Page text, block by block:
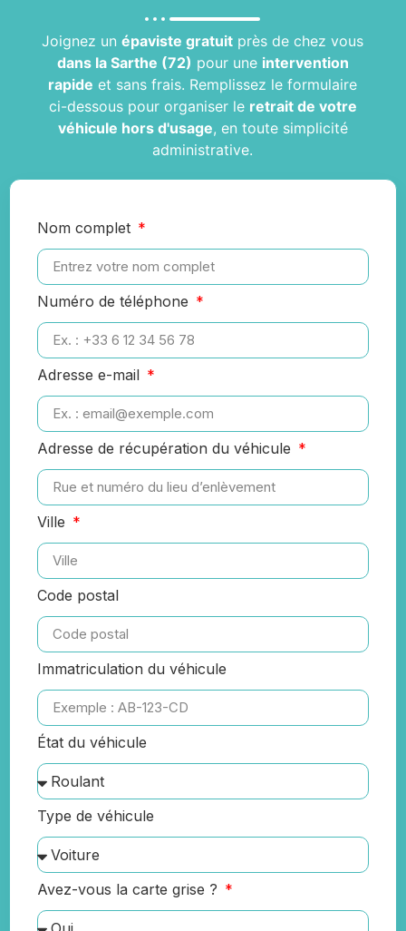
Joignez unépaviste gratuit près de chez vous
dans la Sarthe (72) pour une intervention
rapide et sans frais. Remplissez le formulaire
ci-dessous pour organiser le retrait de votre
véhicule hors d'usage, en toute simplicité
administrative.
Nom complet
Numéro de téléphone
Adresse e-mail
Adresse de récupération du véhicule
Ville
Code postal
Immatriculation du véhicule
État du véhicule
Type de véhicule
Avez-vous la carte grise ?